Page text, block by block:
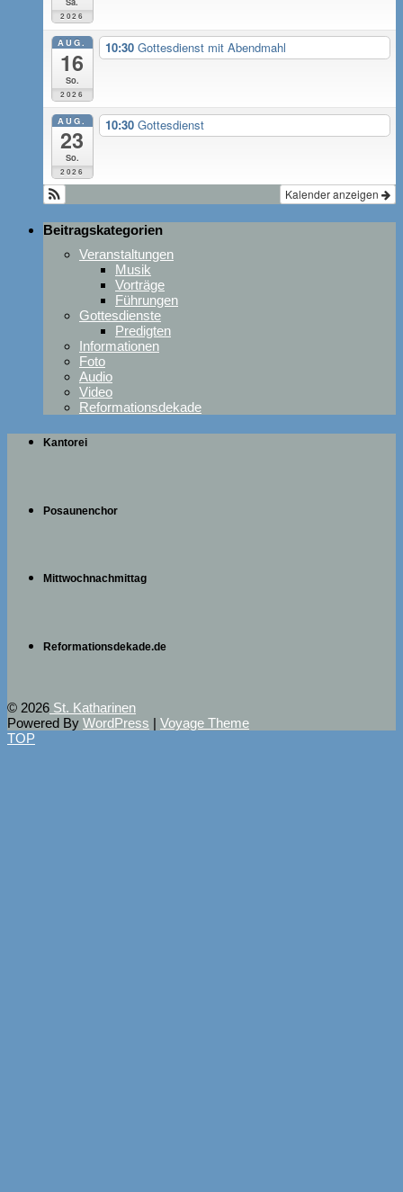
2026
AUG.
16
So.
2026
10:30 Gottesdienst mit Abendmahl
AUG.
23
So.
2026
10:30 Gottesdienst
Kalender anzeigen
Beitragskategorien
Veranstaltungen
Musik
Vorträge
Führungen
Gottesdienste
Predigten
Informationen
Foto
Audio
Video
Reformationsdekade
Kantorei
Posaunenchor
Mittwochnachmittag
Reformationsdekade.de
© 2026 St. Katharinen
Powered By WordPress
Voyage Theme
TOP